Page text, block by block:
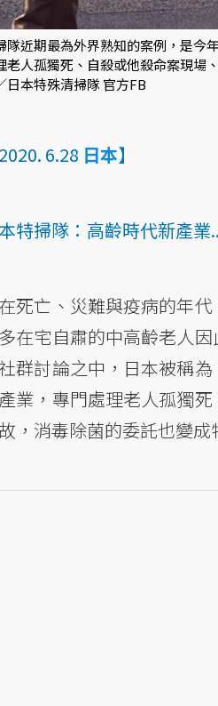
隊近期最為外界熟知的案例，是今
老人孤獨死、自殺或他殺命案現場
日本特殊清掃隊 官方FB
2020. 6.28 日本】
特掃隊：高齡時代新產業
在死亡、災難與疫病的年
在宅自肅的中高齡老人
群討論之中，日本被稱
業，專門處理老人孤獨
，消毒除菌的委託也變成